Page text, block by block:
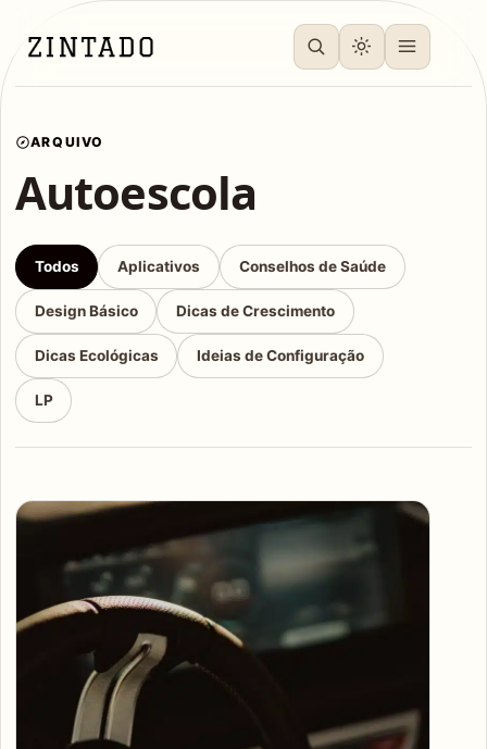
ARQUIVO
Autoescola
Todos Aplicativos Conselhos de Saúde
Design Básico Dicas de Crescimento
Dicas Ecológicas Ideias de Configuração
LP
Articles